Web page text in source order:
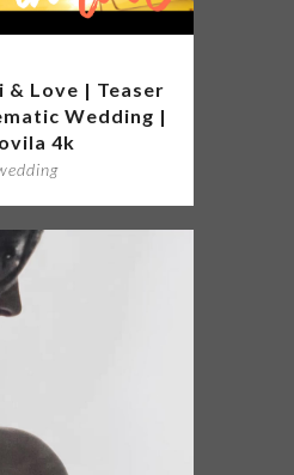
& Love | Teaser
Wedding |
4k